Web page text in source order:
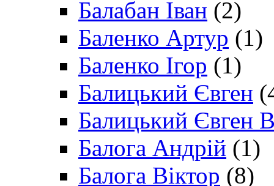
Балабан Іван (2)
Баленко Артур (1)
Баленко Ігор (1)
Балицький Євген
Балицький Євген
Балога Андрій (1)
Балога Віктор (8)